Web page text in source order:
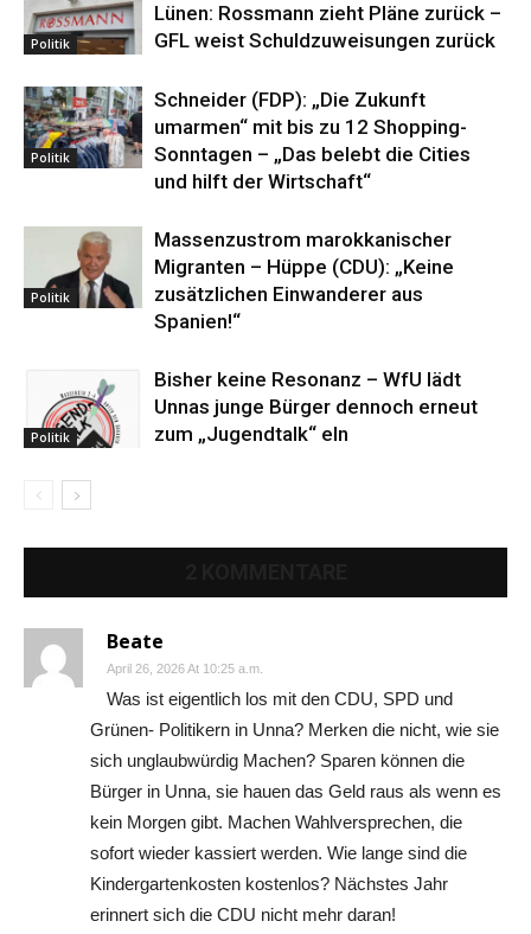
Politik
Lünen: Rossmann zieht Pläne zurück –
GFL weist Schuldzuweisungen zurück
Politik
Schneider (FDP): „Die Zukunft
umarmen“ mit bis zu 12 Shopping-
Sonntagen – „Das belebt die Cities
und hilft der Wirtschaft“
Politik
Massenzustrom marokkanischer
Migranten – Hüppe (CDU): „Keine
zusätzlichen Einwanderer aus
Spanien!“
Politik
Bisher keine Resonanz – WfU lädt
Unnas junge Bürger dennoch erneut
zum „Jugendtalk“ eln
Beate
April 26, 2026 At 10:25 a.m.
Was ist eigentlich los mit den CDU, SPD und
Grünen- Politikern in Unna? Merken die nicht, wie sie
sich unglaubwürdig Machen? Sparen können die
Bürger in Unna, sie hauen das Geld raus als wenn es
kein Morgen gibt. Machen Wahlversprechen, die
sofort wieder kassiert werden. Wie lange sind die
Kindergartenkosten kostenlos? Nächstes Jahr
erinnert sich die CDU nicht mehr daran!